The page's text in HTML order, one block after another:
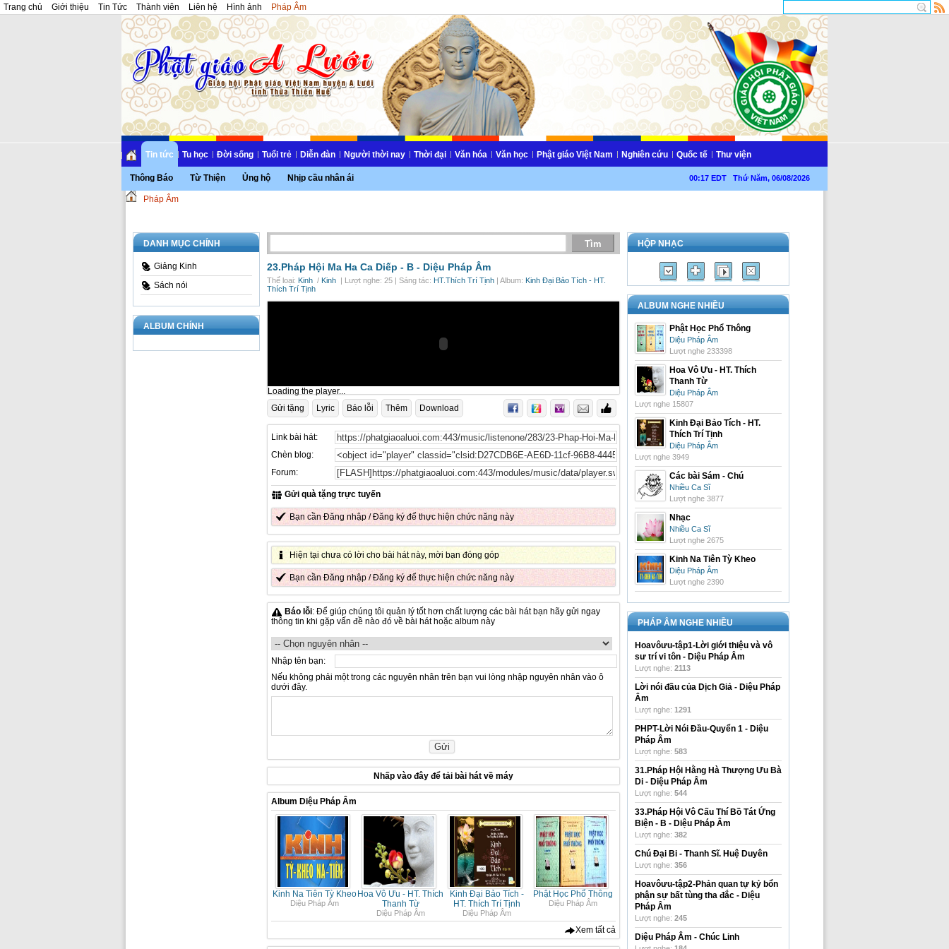
Trang chủ Giới thiệu Tin Tức Thành viên Liên hệ Hình ảnh Pháp Âm
Tin tức
Thông Báo Từ Thiện Ủng hộ Nhịp cầu nhân ái
Tu học Đời sống Tuổi trẻ Diễn đàn Người thời nay Thời đại Văn hóa Văn học Phật giáo Việt Nam Nghiên cứu Quốc tế Thư viện
00:17 EDT Thứ Năm, 06/08/2026
Pháp Âm
DANH MỤC CHÍNH
Giảng Kinh
Sách nói
ALBUM CHÍNH
23.Pháp Hội Ma Ha Ca Diếp - B - Diệu Pháp Âm
Thể loại: Kinh / Kinh | Lượt nghe: 25 | Sáng tác: HT.Thích Trí Tịnh | Album: Kinh Đại Bảo Tích - HT.
Thích Trí Tịnh
Loading the player...
Gửi tặng
Lyric Báo lỗi Thêm Download
Link bài hát:
Chèn blog:
Forum:
Gửi quà tặng trực tuyến
Bạn cầnĐăng nhập /Đăng ký để thực hiện chức năng này
Hiện tại chưa có lời cho bài hát này, mời bạn đóng góp
Bạn cầnĐăng nhập /Đăng ký để thực hiện chức năng này
Báo lỗi: Để giúp chúng tôi quản lý tốt hơn chất lượng các bài hát bạn hãy gửi ngay
thông tin khi gặp vấn đề nào đó về bài hát hoặc album này
Nhập tên bạn:
Nếu không phải một trong các nguyên nhân trên bạn vui lòng nhập nguyên nhân vào ô
dưới đây.
Nhấp vào đây để tải bài hát về máy
Album Diệu Pháp Âm
Kinh Na Tiên Tỳ Kheo
Diệu Pháp Âm
Hoa Vô Ưu - HT. Thích
Thanh Từ
Diệu Pháp Âm
Kinh Đại Bảo Tích -
HT. Thích Trí Tịnh
Diệu Pháp Âm
Phật Học Phổ Thông
Diệu Pháp Âm
Xem tất cả
HỘP NHẠC
ALBUM NGHE NHIỀU
Phật Học Phổ Thông
Diệu Pháp Âm
Lượt nghe 233398
Hoa Vô Ưu - HT. Thích
Thanh Từ
Diệu Pháp Âm
Lượt nghe 15807
Kinh Đại Bảo Tích - HT.
Thích Trí Tịnh
Diệu Pháp Âm
Lượt nghe 3949
Các bài Sám - Chú
Nhiều Ca Sĩ
Lượt nghe 3877
Nhạc
Nhiều Ca Sĩ
Lượt nghe 2675
Kinh Na Tiên Tỳ Kheo
Diệu Pháp Âm
Lượt nghe 2390
PHÁP ÂM NGHE NHIỀU
Hoavôưu-tập1-Lời giới thiệu và vô
sư trí vi tôn - Diệu Pháp Âm
Lượt nghe: 2113
Lời nói đầu của Dịch Giả - Diệu Pháp
Âm
Lượt nghe: 1291
PHPT-Lời Nói Đầu-Quyển 1 - Diệu
Pháp Âm
Lượt nghe: 583
31.Pháp Hội Hằng Hà Thượng Ưu Bà
Di - Diệu Pháp Âm
Lượt nghe: 544
33.Pháp Hội Vô Cấu Thí Bồ Tát Ứng
Biện - B - Diệu Pháp Âm
Lượt nghe: 382
Chú Đại Bi - Thanh Sĩ. Huệ Duyên
Lượt nghe: 356
Hoavôưu-tập2-Phản quan tự kỷ bổn
phận sự bất tùng tha đắc - Diệu
Pháp Âm
Lượt nghe: 245
Diệu Pháp Âm - Chúc Linh